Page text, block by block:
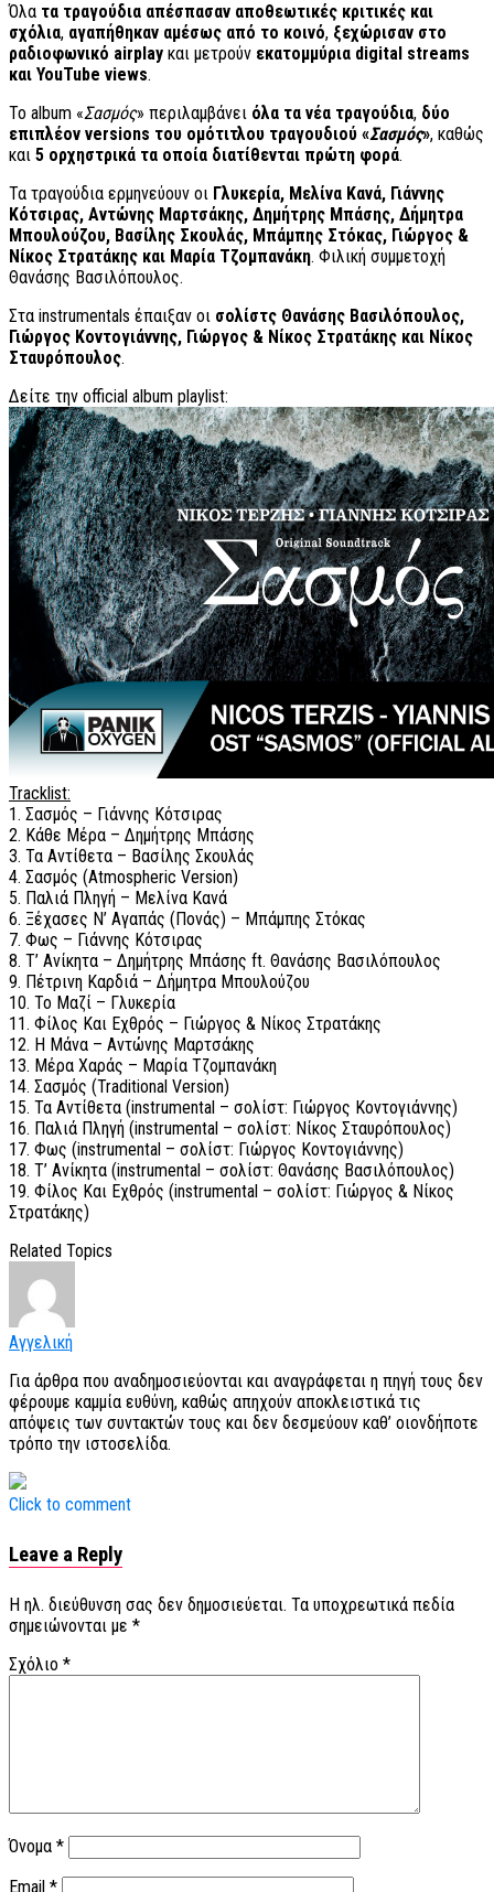
Όλα τα τραγούδια απέσπασαν αποθεωτικές κριτικές και
σχόλια, αγαπήθηκαν αμέσως από το κοινό, ξεχώρισαν στο
ραδιοφωνικό airplay και μετρούν εκατομμύρια digital streams
και YouTube views.
Το album «Σασμός» περιλαμβάνει όλα τα νέα τραγούδια, δύο
επιπλέον versions του ομότιτλου τραγουδιού «Σασμός», καθώς
και 5 ορχηστρικά τα οποία διατίθενται πρώτη φορά.
Τα τραγούδια ερμηνεύουν οι Γλυκερία, Μελίνα Κανά, Γιάννης
Κότσιρας, Αντώνης Μαρτσάκης, Δημήτρης Μπάσης, Δήμητρα
Μπουλούζου, Βασίλης Σκουλάς, Μπάμπης Στόκας, Γιώργος &
Νίκος Στρατάκης και Μαρία Τζομπανάκη. Φιλική συμμετοχή
Θανάσης Βασιλόπουλος.
Στα instrumentals έπαιξαν οι σολίστς Θανάσης Βασιλόπουλος,
Γιώργος Κοντογιάννης, Γιώργος & Νίκος Στρατάκης και Νίκος
Σταυρόπουλος.
Δείτε την official album playlist:
Tracklist:
1. Σασμός – Γιάννης Κότσιρας
2. Κάθε Μέρα – Δημήτρης Μπάσης
3. Τα Αντίθετα – Βασίλης Σκουλάς
4. Σασμός (Atmospheric Version)
5. Παλιά Πληγή – Μελίνα Κανά
6. Ξέχασες Ν’ Αγαπάς (Πονάς) – Μπάμπης Στόκας
7. Φως – Γιάννης Κότσιρας
8. Τ’ Ανίκητα – Δημήτρης Μπάσης ft. Θανάσης Βασιλόπουλος
9. Πέτρινη Καρδιά – Δήμητρα Μπουλούζου
10. Το Μαζί – Γλυκερία
11. Φίλος Και Εχθρός – Γιώργος & Νίκος Στρατάκης
12. Η Μάνα – Αντώνης Μαρτσάκης
13. Μέρα Χαράς – Μαρία Τζομπανάκη
14. Σασμός (Traditional Version)
15. Τα Αντίθετα (instrumental – σολίστ: Γιώργος Κοντογιάννης)
16. Παλιά Πληγή (instrumental – σολίστ: Νίκος Σταυρόπουλος)
17. Φως (instrumental – σολίστ: Γιώργος Κοντογιάννης)
18. Τ’ Ανίκητα (instrumental – σολίστ: Θανάσης Βασιλόπουλος)
19. Φίλος Και Εχθρός (instrumental – σολίστ: Γιώργος & Νίκος
Στρατάκης)
Related Topics
Αγγελική
Για άρθρα που αναδημοσιεύονται και αναγράφεται η πηγή τους δεν
φέρουμε καμμία ευθύνη, καθώς απηχούν αποκλειστικά τις
απόψεις των συντακτών τους και δεν δεσμεύουν καθ’ οιονδήποτε
τρόπο την ιστοσελίδα.
Click to comment
Leave a Reply
Η ηλ. διεύθυνση σας δεν δημοσιεύεται. Τα υποχρεωτικά πεδία
σημειώνονται με *
Σχόλιο *
Όνομα *
Email *